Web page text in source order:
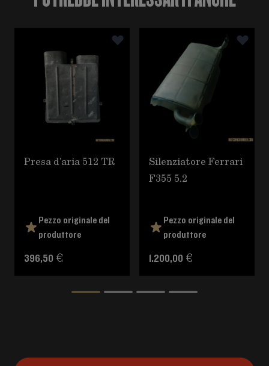
È possibile navigare tra gli elementi del carosello
Premere per saltare il carosello
Presa d'aria 512 TR
Pezzo originale del
produttore
396,50 €
Silenziatore Ferrari
F355 5.2
Pezzo originale del
produttore
1.200,00 €